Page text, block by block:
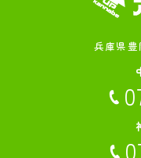
兵庫県